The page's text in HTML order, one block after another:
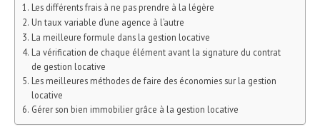
Les différents frais à ne pas prendre à la légère
Un taux variable d’une agence à l’autre
La meilleure formule dans la gestion locative
La vérification de chaque élément avant la signature du contrat
de gestion locative
Les meilleures méthodes de faire des économies sur la gestion
locative
Gérer son bien immobilier grâce à la gestion locative